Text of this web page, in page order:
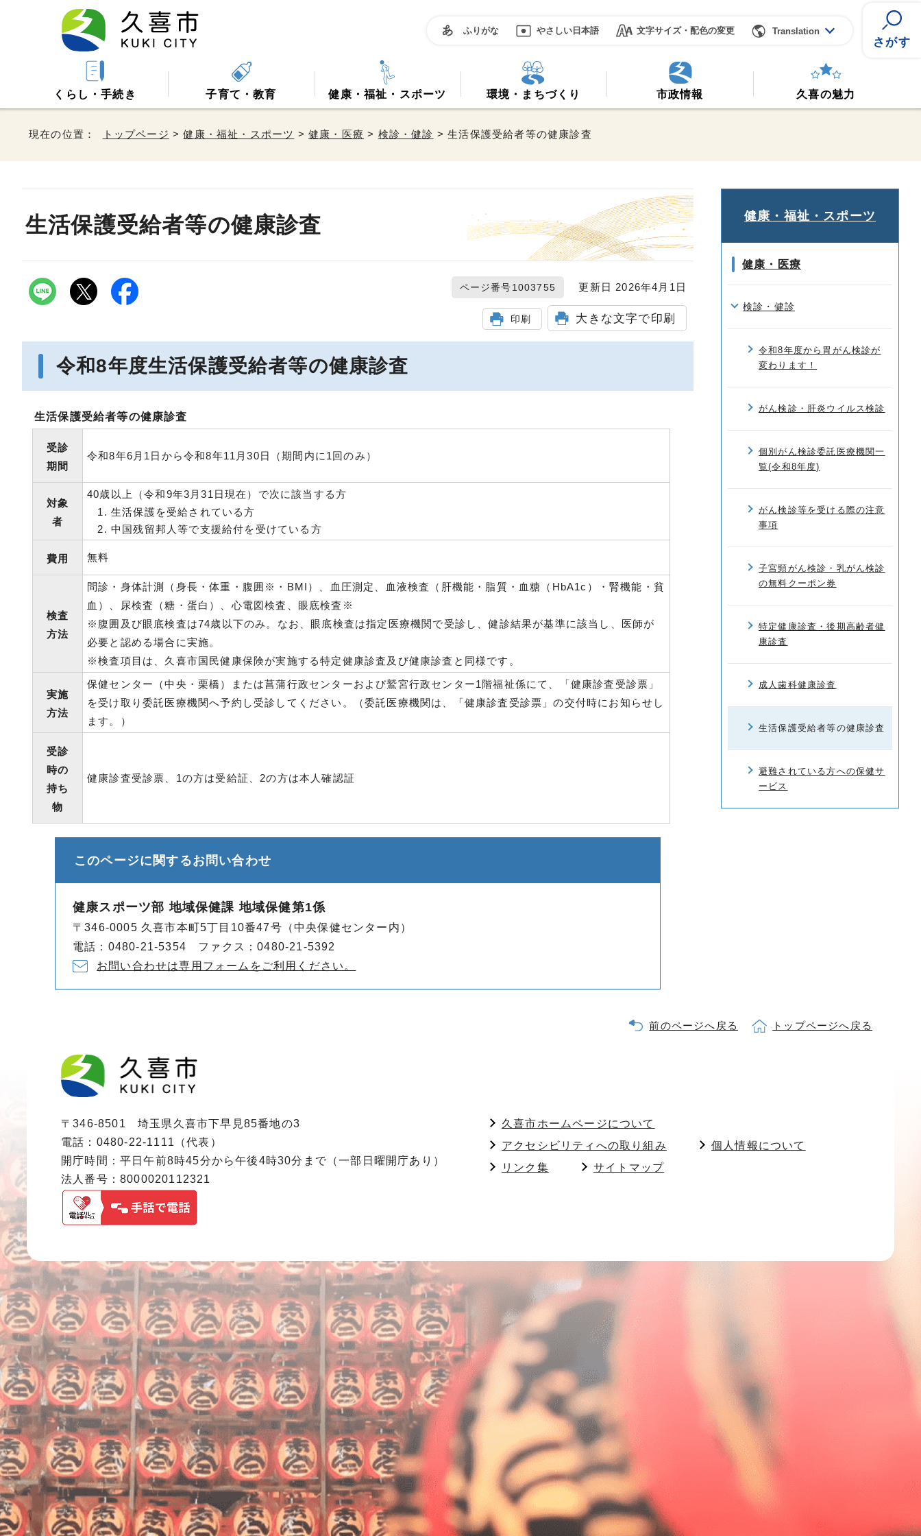
ふりがな やさしい日本語 文字サイズ・配色の変更 Translation
さがす
くらし・手続き 子育て・教育 健康・福祉・スポーツ 環境・まちづくり 市政情報 久喜の魅力
現在の位置： トップページ >健康・福祉・スポーツ >健康・医療 > 検診・健診 > 生活保護受給者等の健康診査
生活保護受給者等の健康診査
ページ番号1003755 更新日 2026年4月1日
印刷 大きな文字で印刷
令和8年度生活保護受給者等の健康診査
生活保護受給者等の健康診査
受診
期間
令和8年6月1日から令和8年11月30日（期間内に1回のみ）
対象
者
40歳以上（令和9年3月31日現在）で次に該当する方
生活保護を受給されている方
中国残留邦人等で支援給付を受けている方
費用 無料
検査
方法
問診・身体計測（身長・体重・腹囲※・BMI）、血圧測定、血液検査（肝機能・脂質・血糖（HbA1c）・腎機能・貧
血）、尿検査（糖・蛋白）、心電図検査、眼底検査※
※腹囲及び眼底検査は74歳以下のみ。なお、眼底検査は指定医療機関で受診し、健診結果が基準に該当し、医師が
必要と認める場合に実施。
※検査項目は、久喜市国民健康保険が実施する特定健康診査及び健康診査と同様です。
実施
方法
保健センター（中央・栗橋）または菖蒲行政センターおよび鷲宮行政センター1階福祉係にて、「健康診査受診票」
を受け取り委託医療機関へ予約し受診してください。（委託医療機関は、「健康診査受診票」の交付時にお知らせし
ます。）
受診
時の
持ち
物
健康診査受診票、1の方は受給証、2の方は本人確認証
このページに関するお問い合わせ
健康スポーツ部 地域保健課 地域保健第1係
〒346-0005 久喜市本町5丁目10番47号（中央保健センター内）
電話：0480-21-5354 ファクス：0480-21-5392
お問い合わせは専用フォームをご利用ください。
健康・福祉・スポーツ
健康・医療
検診・健診
令和8年度から胃がん検診が
変わります！
がん検診・肝炎ウイルス検診
個別がん検診委託医療機関一
覧(令和8年度)
がん検診等を受ける際の注意
事項
子宮頸がん検診・乳がん検診
の無料クーポン券
特定健康診査・後期高齢者健
康診査
成人歯科健康診査
生活保護受給者等の健康診査
避難されている方への保健サ
ービス
前のページへ戻る トップページへ戻る
〒346-8501 埼玉県久喜市下早見85番地の3
電話：0480-22-1111（代表）
開庁時間：平日午前8時45分から午後4時30分まで（一部日曜開庁あり）
法人番号：8000020112321
久喜市ホームページについて
アクセシビリティへの取り組み
個人情報について
リンク集
サイトマップ